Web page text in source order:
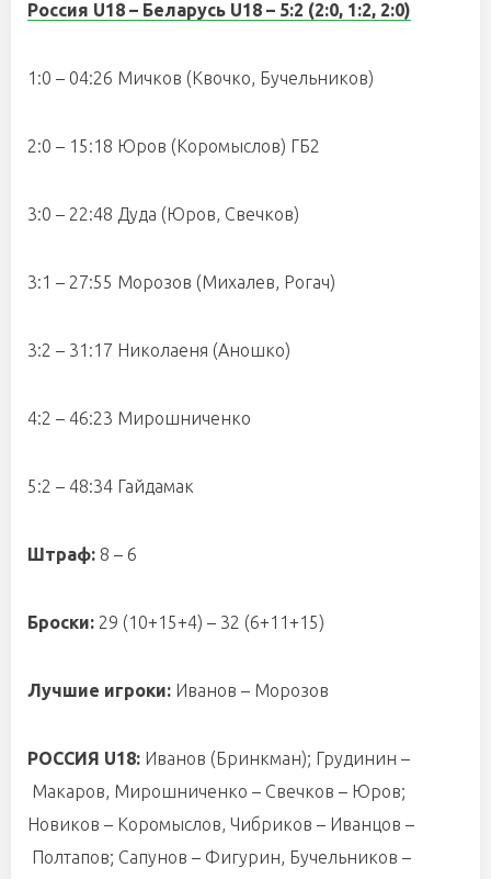
Россия U18 – Беларусь U18 – 5:2 (2:0, 1:2, 2:0)
1:0 – 04:26 Мичков (Квочко, Бучельников)
2:0 – 15:18 Юров (Коромыслов) ГБ2
3:0 – 22:48 Дуда (Юров, Свечков)
3:1 – 27:55 Морозов (Михалев, Рогач)
3:2 – 31:17 Николаеня (Аношко)
4:2 – 46:23 Мирошниченко
5:2 – 48:34 Гайдамак
Штраф: 8 – 6
Броски: 29 (10+15+4) – 32 (6+11+15)
Лучшие игроки: Иванов – Морозов
РОССИЯ U18: Иванов (Бринкман); Грудинин –
Макаров, Мирошниченко – Свечков – Юров;
Новиков – Коромыслов, Чибриков – Иванцов –
Полтапов; Сапунов – Фигурин, Бучельников –